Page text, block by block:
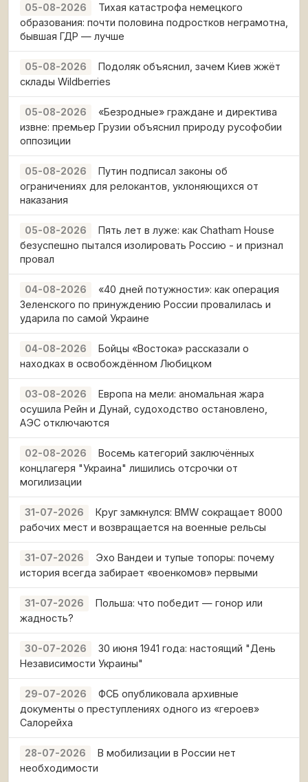
05-08-2026
Тихая катастрофа немецкого
образования: почти половина подростков неграмотна,
бывшая ГДР — лучше
05-08-2026
Подоляк объяснил, зачем Киев жжёт
склады Wildberries
05-08-2026
«Безродные» граждане и директива
извне: премьер Грузии объяснил природу русофобии
оппозиции
05-08-2026
Путин подписал законы об
ограничениях для релокантов, уклоняющихся от
наказания
05-08-2026
Пять лет в луже: как Chatham House
безуспешно пытался изолировать Россию - и признал
провал
04-08-2026
«40 дней потужности»: как операция
Зеленского по принуждению России провалилась и
ударила по самой Украине
04-08-2026
Бойцы «Востока» рассказали о
находках в освобождённом Любицком
03-08-2026
Европа на мели: аномальная жара
осушила Рейн и Дунай, судоходство остановлено,
АЭС отключаются
02-08-2026
Восемь категорий заключённых
концлагеря "Украина" лишились отсрочки от
могилизации
31-07-2026
Круг замкнулся: BMW сокращает 8000
рабочих мест и возвращается на военные рельсы
31-07-2026
Эхо Вандеи и тупые топоры: почему
история всегда забирает «военкомов» первыми
31-07-2026
Польша: что победит — гонор или
жадность?
30-07-2026
30 июня 1941 года: настоящий "День
Независимости Украины"
29-07-2026
ФСБ опубликовала архивные
документы о преступлениях одного из «героев»
Салорейха
28-07-2026
В мобилизации в России нет
необходимости